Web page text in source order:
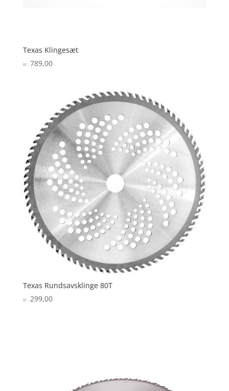
Texas Klingesæt
kr.789,00
Texas Rundsavsklinge 80T
kr.299,00